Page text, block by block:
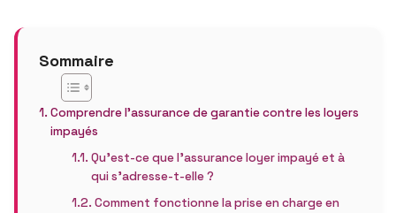
Sommaire
Comprendre l’assurance de garantie contre les loyers
impayés
Qu’est-ce que l’assurance loyer impayé et à
qui s’adresse-t-elle ?
Comment fonctionne la prise en charge en